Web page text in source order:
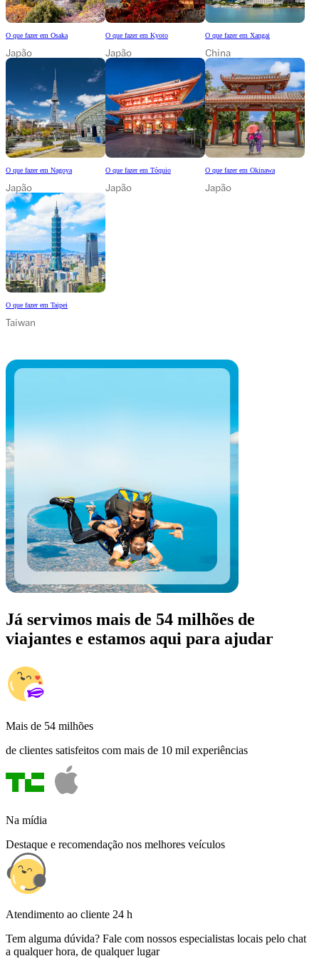
O que fazer em Osaka
Japão
O que fazer em Kyoto
Japão
O que fazer em Xangai
China
O que fazer em Nagoya
Japão
O que fazer em Tóquio
Japão
O que fazer em Okinawa
Japão
O que fazer em Taipei
Taiwan
Já servimos mais de 54 milhões de
viajantes e estamos aqui para ajudar
Mais de 54 milhões
de clientes satisfeitos com mais de 10 mil experiências
Na mídia
Destaque e recomendação nos melhores veículos
Atendimento ao cliente 24 h
Tem alguma dúvida? Fale com nossos especialistas locais pelo chat
a qualquer hora, de qualquer lugar